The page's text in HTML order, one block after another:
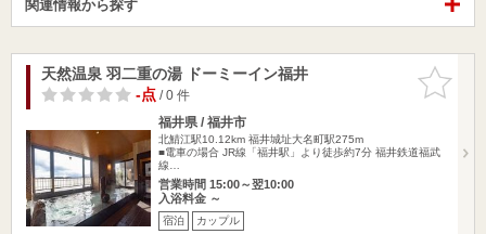
関連情報から探す
お気に入
りに追加
天然温泉 羽二重の湯 ドーミーイン福井
-点/ 0 件
福井県 / 福井市
北鯖江駅10.12km 福井城址大名町駅275m
■電車の場合 JR線「福井駅」より徒歩約7分 福井鉄道福武
線…
営業時間 15:00～翌10:00
入浴料金 ～
宿泊 カップル